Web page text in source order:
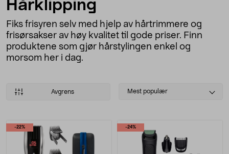
Hårklipping
Fiks frisyren selv med hjelp av hårtrimmere og
frisørsakser av høy kvalitet til gode priser. Finn
produktene som gjør hårstylingen enkel og
morsom her i dag.
Avgrens
Select
Mest populær
Produkter
-22% -24%